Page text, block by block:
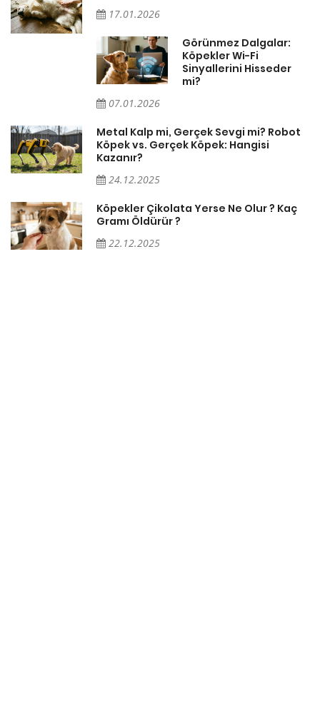
17.01.2026
Görünmez Dalgalar:
Köpekler Wi-Fi
Sinyallerini Hisseder
mi?
07.01.2026
Metal Kalp mi, Gerçek Sevgi mi? Robot
Köpek vs. Gerçek Köpek: Hangisi
Kazanır?
24.12.2025
Köpekler Çikolata Yerse Ne Olur ? Kaç
Gramı Öldürür ?
22.12.2025